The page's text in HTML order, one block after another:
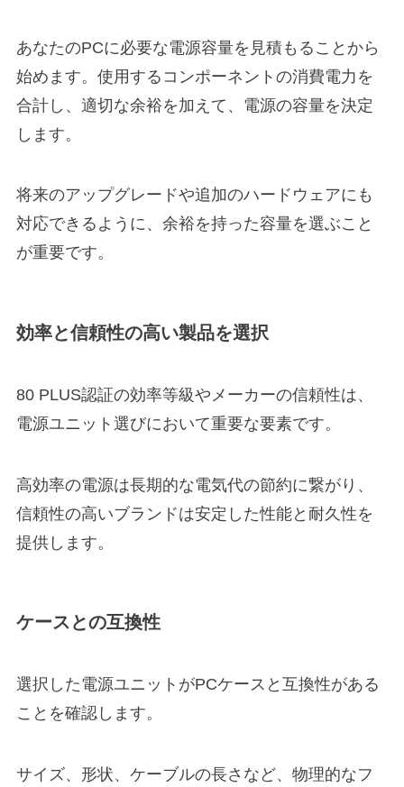
あなたのPCに必要な電源容量を見積もることから
始めます。使用するコンポーネントの消費電力を
合計し、適切な余裕を加えて、電源の容量を決定
します。
将来のアップグレードや追加のハードウェアにも
対応できるように、余裕を持った容量を選ぶこと
が重要です。
効率と信頼性の高い製品を選択
80 PLUS認証の効率等級やメーカーの信頼性は、
電源ユニット選びにおいて重要な要素です。
高効率の電源は長期的な電気代の節約に繋がり、
信頼性の高いブランドは安定した性能と耐久性を
提供します。
ケースとの互換性
選択した電源ユニットがPCケースと互換性がある
ことを確認します。
サイズ、形状、ケーブルの長さなど、物理的なフ